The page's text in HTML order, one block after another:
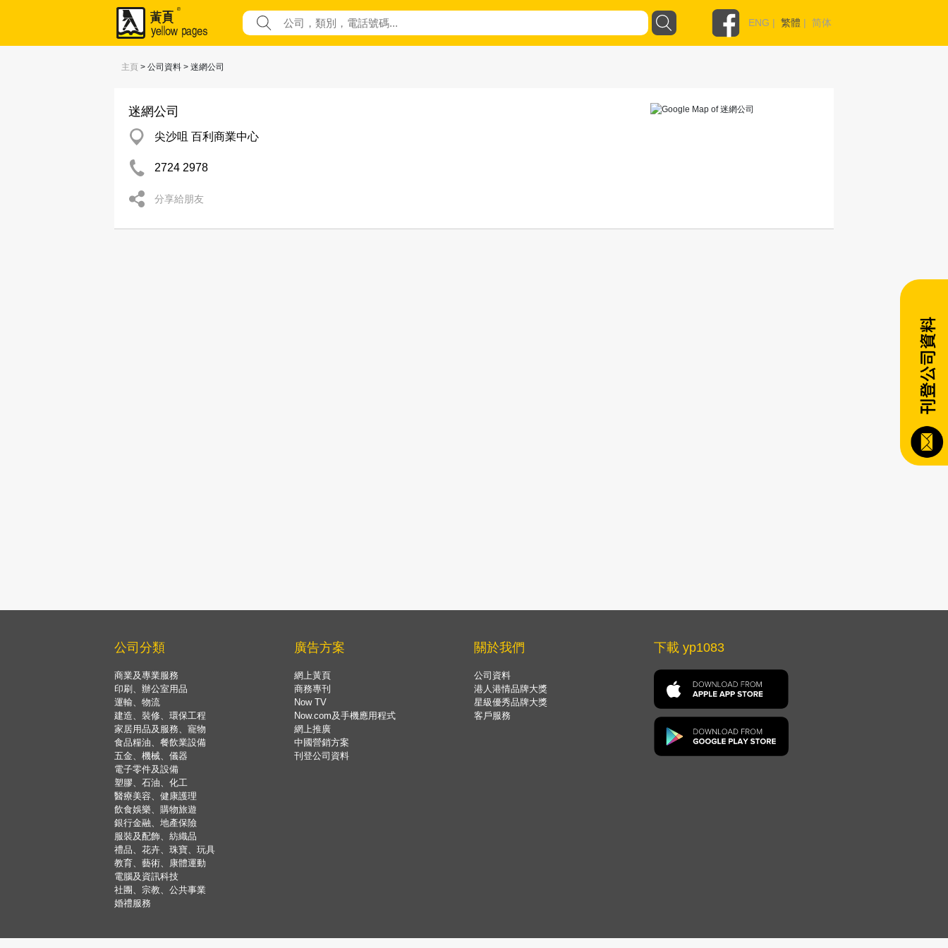
ENG | 繁體 | 简体
主頁 > 公司資料 > 迷網公司
迷網公司
尖沙咀 百利商業中心
2724 2978
分享給朋友
公司分類
商業及專業服務
印刷、辦公室用品
運輸、物流
建造、裝修、環保工程
家居用品及服務、寵物
食品糧油、餐飲業設備
五金、機械、儀器
電子零件及設備
塑膠、石油、化工
醫療美容、健康護理
飲食娛樂、購物旅遊
銀行金融、地產保險
服裝及配飾、紡織品
禮品、花卉、珠寶、玩具
教育、藝術、康體運動
電腦及資訊科技
社團、宗教、公共事業
婚禮服務
廣告方案
網上黃頁
商務專刊
Now TV
Now.com及手機應用程式
網上推廣
中國營銷方案
刊登公司資料
關於我們
公司資料
港人港情品牌大獎
星級優秀品牌大獎
客戶服務
下載 yp1083